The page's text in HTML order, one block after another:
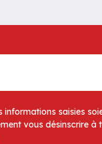
saisies
vous désinscrire à